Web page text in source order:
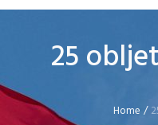
25
Home /